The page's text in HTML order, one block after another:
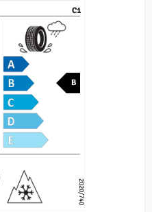
B
C1
2020/740